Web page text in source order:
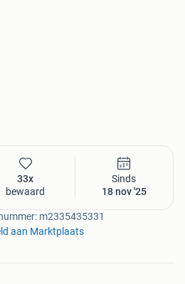
33x
bewaard
Sinds
18 nov '25
m2335435331
aan Marktplaats